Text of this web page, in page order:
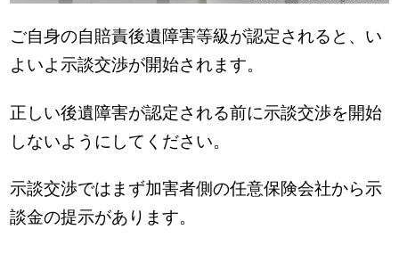
ご自身の自賠責後遺障害等級が認定されると、い
よいよ示談交渉が開始されます。
正しい後遺障害が認定される前に示談交渉を開始
しないようにしてください。
示談交渉ではまず加害者側の任意保険会社から示
談金の提示があります。